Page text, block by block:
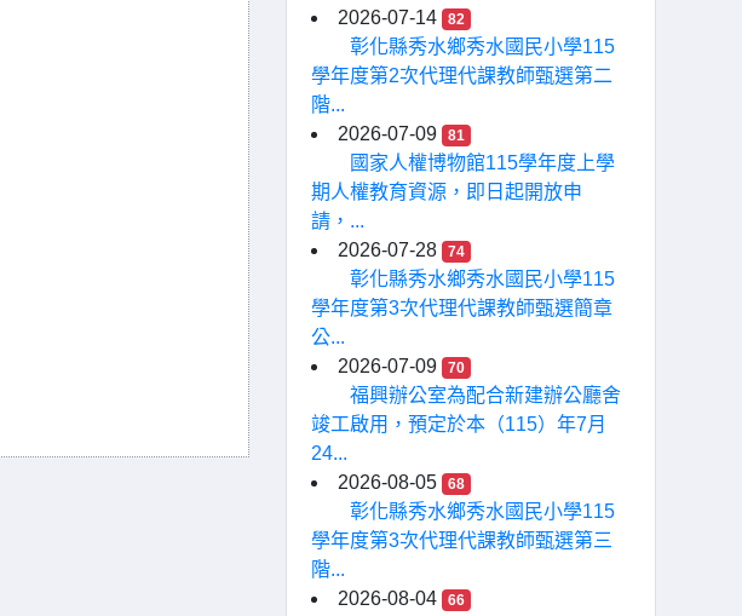
2026-07-14
82
彰化縣秀水鄉秀水國民小學115
學年度第2次代理代課教師甄選第二
階...
2026-07-09
81
國家人權博物館115學年度上學
期人權教育資源，即日起開放申
請，...
2026-07-28
74
彰化縣秀水鄉秀水國民小學115
學年度第3次代理代課教師甄選簡章
公...
2026-07-09
70
福興辦公室為配合新建辦公廳舍
竣工啟用，預定於本（115）年7月
24...
2026-08-05
68
彰化縣秀水鄉秀水國民小學115
學年度第3次代理代課教師甄選第三
階...
2026-08-04
66